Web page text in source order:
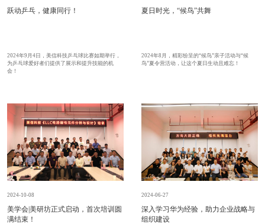
跃动乒乓，健康同行！
2024年9月4日，美信科技乒乓球比赛如期举行，
为乒乓球爱好者们提供了展示和提升技能的机
会！
夏日时光，“候鸟”共舞
2024年8月，精彩纷呈的“候鸟”亲子活动与“候
鸟”夏令营活动，让这个夏日生动且难忘！
2024-10-08
美学会|美研坊正式启动，首次培训圆
满结束！
2024-06-27
深入学习华为经验，助力企业战略与
组织建设